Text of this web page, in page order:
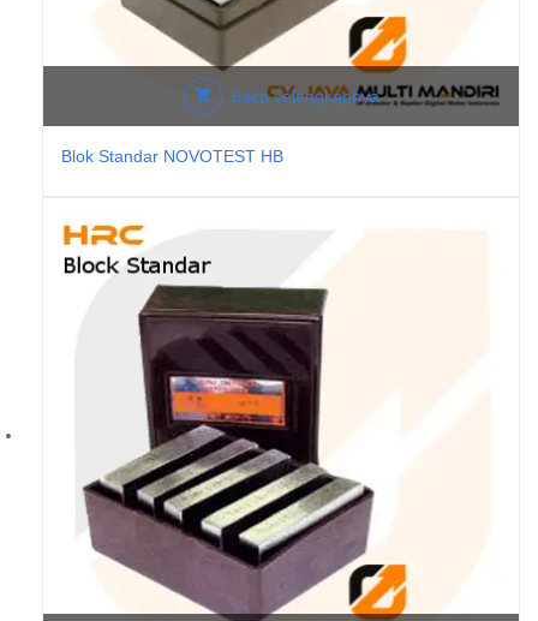
Baca selengkapnya
Blok Standar NOVOTEST HB